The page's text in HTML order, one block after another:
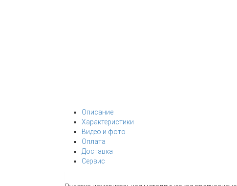
Описание
Характеристики
Видео и фото
Оплата
Доставка
Сервис